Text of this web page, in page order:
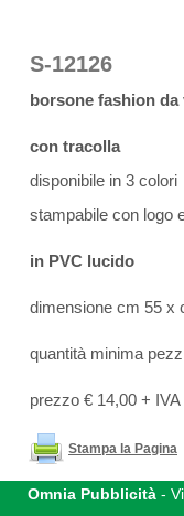
S-12126
borsone fashion da
con tracolla
disponibile in 3 colori
stampabile con logo
in PVC lucido
dimensione cm 55 x
quantità minima
prezzo € 14,00 +
Stampa la Pagina
Omnia Pubblicità-